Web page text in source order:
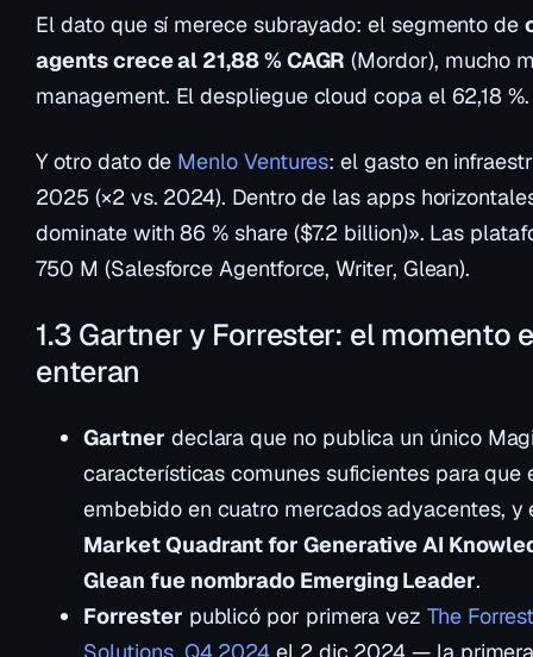
El dato que sí merece subrayado: el segmento de
agents crece al 21,88 % CAGR (Mordor), mucho
management. El despliegue cloud copa el 62,18
Y otro dato de Menlo Ventures: el gasto en
2025 (×2 vs. 2024). Dentro de las apps
dominate with 86 % share ($7.2 billion)». Las
750 M (Salesforce Agentforce, Writer, Glean).
1.3 Gartner y Forrester: el momento
enteran
Gartner declara que nopublica un único
características comunes suficientes para
embebido en cuatro mercados adyacentes,
Market Quadrant for Generative AI
Glean fue nombrado Emerging Leader.
Forrester publicó por primera vez The